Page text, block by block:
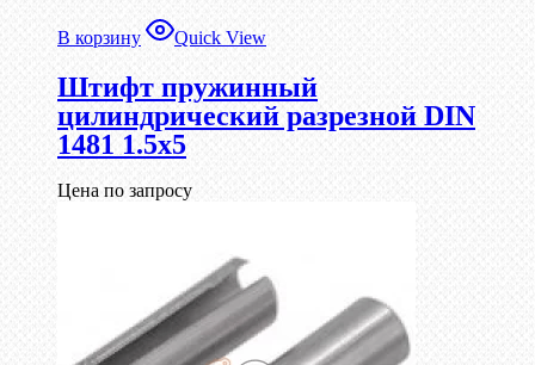
В корзину Quick View
Штифт пружинный
цилиндрический разрезной DIN
1481 1.5х5
Цена по запросу